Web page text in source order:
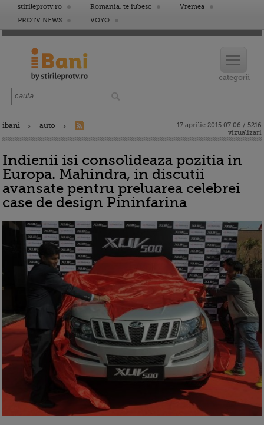
stirileprotv.ro Romania, te iubesc
Vremea
PROTV NEWS
VOYO
ibani auto
17 aprilie 2015 07:06 / 5216
vizualizari
Indienii isi consolideaza pozitia in
Europa. Mahindra, in discutii
avansate pentru preluarea celebrei
case de design Pininfarina